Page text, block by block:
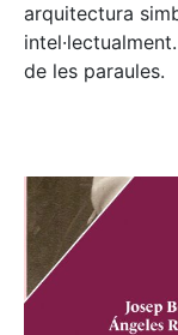
arquitectura
de les paraules.